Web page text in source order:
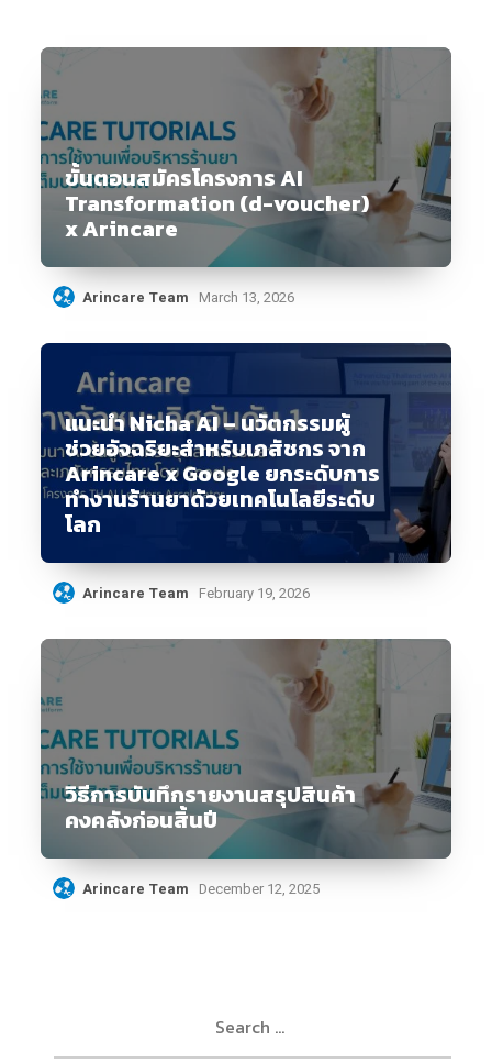
ขั้นตอนสมัครโครงการ AI
Transformation (d-voucher)
x Arincare
Arincare Team March 13, 2026
แนะนำ Nicha AI – นวัตกรรมผู้
ช่วยอัจฉริยะสำหรับเภสัชกร จาก
Arincare x Google ยกระดับการ
ทำงานร้านยาด้วยเทคโนโลยีระดับ
โลก
Arincare Team February 19, 2026
วิธีการบันทึกรายงานสรุปสินค้า
คงคลังก่อนสิ้นปี
Arincare Team December 12, 2025